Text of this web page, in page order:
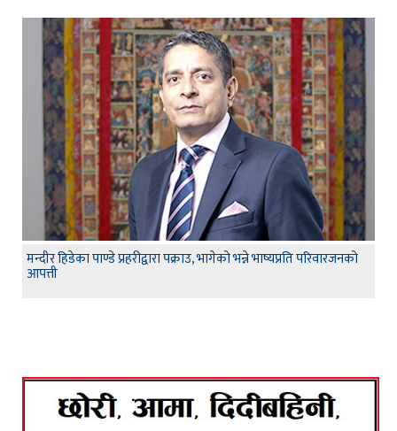
मन्दीर हिडेका पाण्डे प्रहरीद्वारा पक्राउ, भागेको भन्ने भाष्यप्रति परिवारजनको
आपत्ती